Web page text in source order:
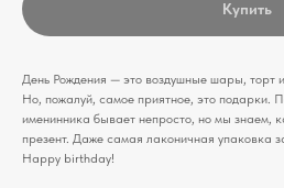
Купить
День Рождения — это воздушные шары, торт
Но, пожалуй, самое приятное, это подарки.
именинника бывает непросто, но мы знаем,
презент. Даже самая лаконичная упаковка
Happy birthday!